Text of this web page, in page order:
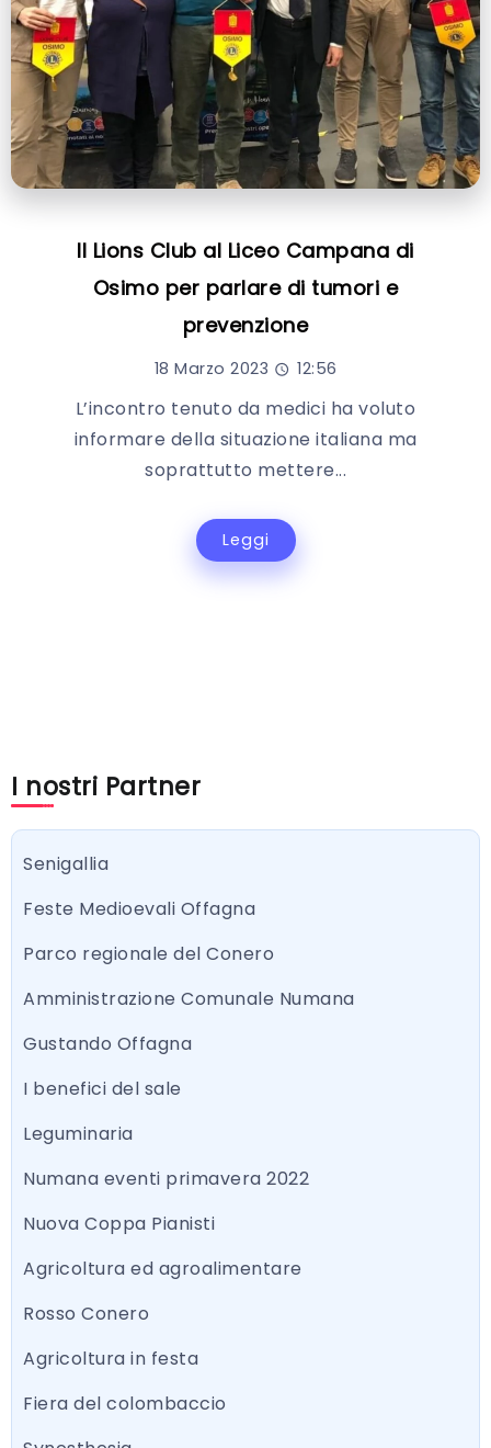
Il Lions Club al Liceo Campana di
Osimo per parlare di tumori e
prevenzione
18 Marzo 2023 12:56
L’incontro tenuto da medici ha voluto
informare della situazione italiana ma
soprattutto mettere...
Leggi
I nostri Partner
Senigallia
Feste Medioevali Offagna
Parco regionale del Conero
Amministrazione Comunale Numana
Gustando Offagna
I benefici del sale
Leguminaria
Numana eventi primavera 2022
Nuova Coppa Pianisti
Agricoltura ed agroalimentare
Rosso Conero
Agricoltura in festa
Fiera del colombaccio